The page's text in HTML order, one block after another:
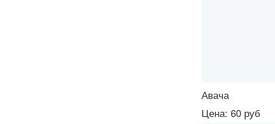
Авача
Цена: 60 руб